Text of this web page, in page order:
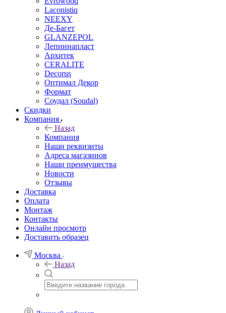
Laconistiq
NEEXY
Де-Багет
GLANZEPOL
Лепнинапласт
Архитек
CERALITE
Decorus
Оптимал Декор
Формат
Соудал (Soudal)
Скидки
Компания
Назад
Компания
Наши реквизиты
Адреса магазинов
Наши преимущества
Новости
Отзывы
Доставка
Оплата
Монтаж
Контакты
Онлайн просмотр
Доставить образец
Москва
Назад